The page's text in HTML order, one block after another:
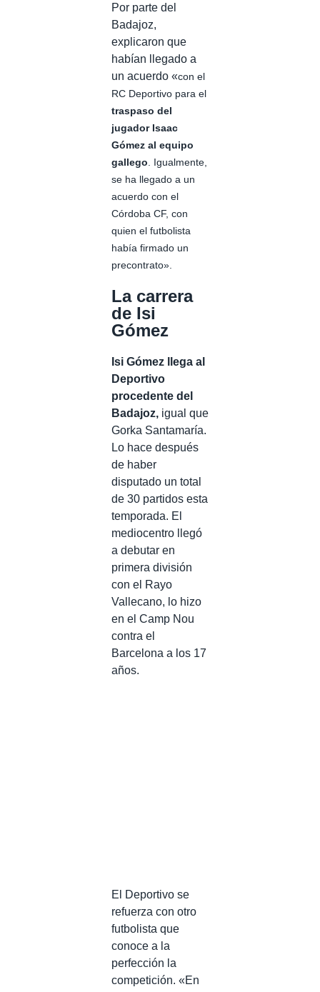
Por parte del
Badajoz,
explicaron que
habían llegado a
un acuerdo «con el
RC Deportivo para el
traspaso del
jugador Isaac
Gómez al equipo
gallego . Igualmente,
se ha llegado a un
acuerdo con el
Córdoba CF, con
quien el futbolista
había firmado un
precontrato».
La carrera
de Isi
Gómez
Isi Gómez llega al
Deportivo
procedente del
Badajoz, igual que
Gorka Santamaría.
Lo hace después
de haber
disputado un total
de 30 partidos esta
temporada. El
mediocentro llegó
a debutar en
primera división
con el Rayo
Vallecano, lo hizo
en el Camp Nou
contra el
Barcelona a los 17
años.
El Deportivo se
refuerza con otro
futbolista que
conoce a la
perfección la
competición. «En